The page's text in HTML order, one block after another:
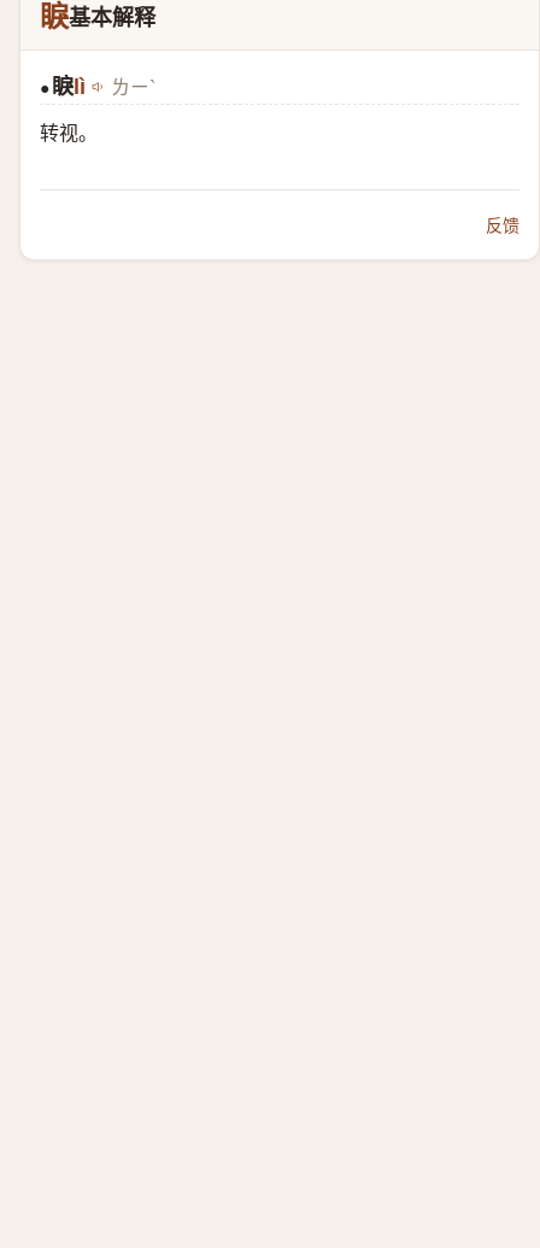
睙基本解释
● 睙lì ㄌㄧˋ
转视。
反馈